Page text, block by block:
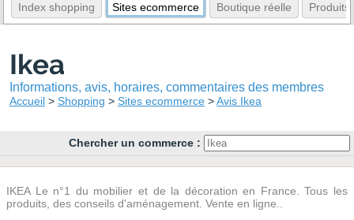
Index shopping Sites ecommerce Boutique réelle Produits
Ikea
Informations, avis, horaires, commentaires des membres
Accueil Shopping Sites ecommerce Avis Ikea
Chercher un commerce :
IKEA Le n°1 du mobilier et de la décoration en France. Tous les
produits, des conseils d'aménagement. Vente en ligne..